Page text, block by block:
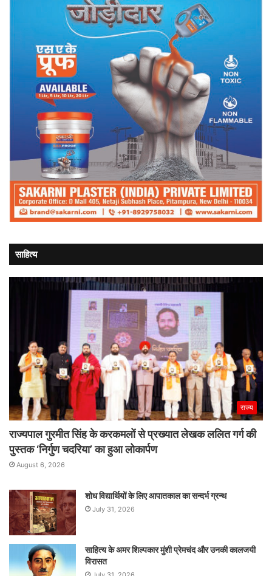
साहित्य
राज्य
राज्यपाल गुरमीत सिंह के करकमलों से प्रख्यात लेखक ललित गर्ग की
पुस्तक ‘निर्गुण चदरिया’ का हुआ लोकार्पण
August 6, 2026
शोध विद्यार्थियों के लिए आपातकाल का सन्दर्भ ग्रन्थ
July 31, 2026
साहित्य के अमर शिल्पकार मुंशी प्रेमचंद और उनकी कालजयी
विरासत